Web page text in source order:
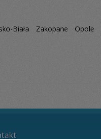
Biała Zakopane Opole